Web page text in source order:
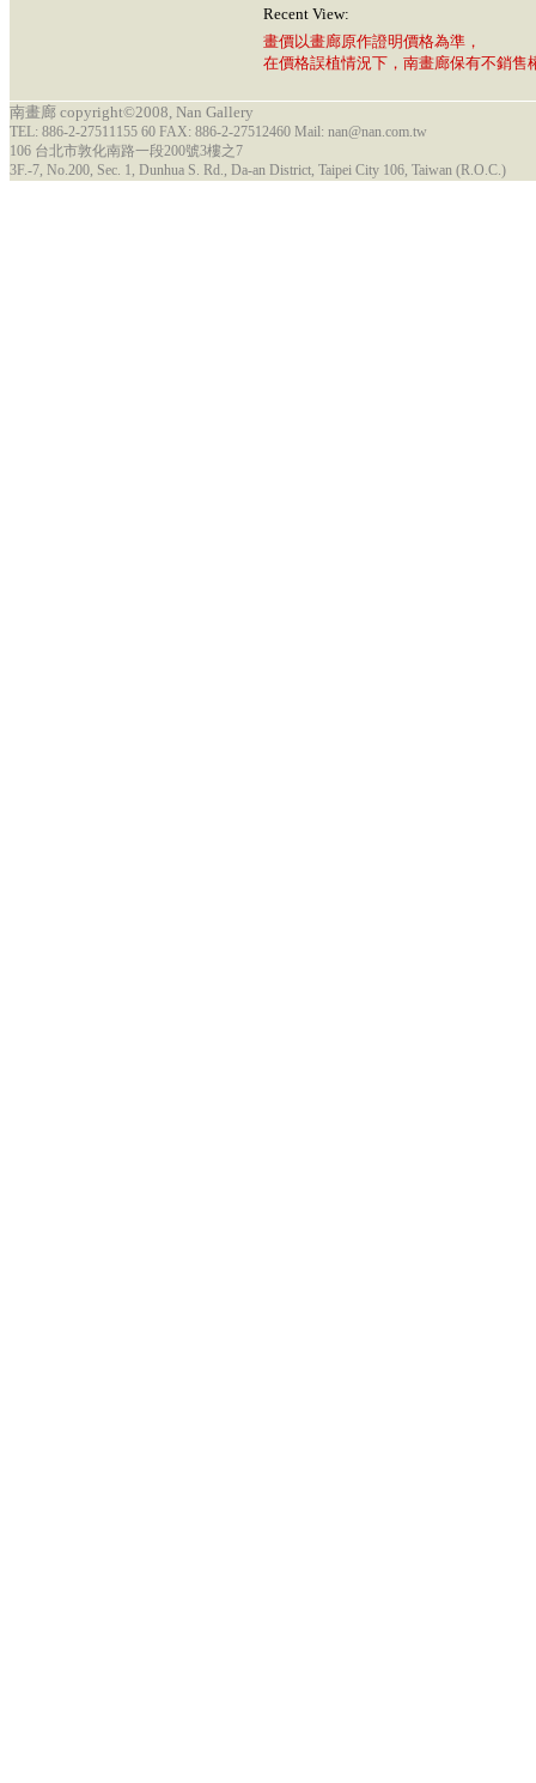
Recent View:
畫價以畫廊原作證明價格為準，
在價格誤植情況下，南畫廊保有不銷售
南畫廊 copyright©2008, Nan Gallery
TEL: 886-2-27511155 60 FAX: 886-2-27512460 Mail: nan@nan.com.tw
106 台北市敦化南路一段200號3樓之7
3F.-7, No.200, Sec. 1, Dunhua S. Rd., Da-an District, Taipei City 106, Taiwan (R.O.C.)